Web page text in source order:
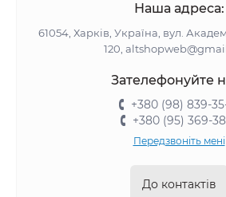
Наша адреса:
61054, Харків, Україна, вул.
120,
Зателефонуйте
+380 (98) 839-
+380 (95) 369-
Передзвоніть мені
До контактів